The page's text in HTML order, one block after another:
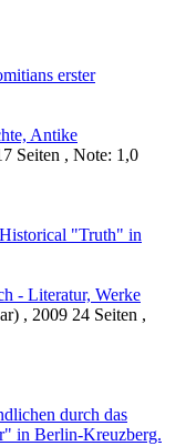
erster
Antike
Seiten , Note: 1,0
"Truth" in
- Literatur, Werke
, 2009 24 Seiten ,
durch das
in Berlin-Kreuzberg.